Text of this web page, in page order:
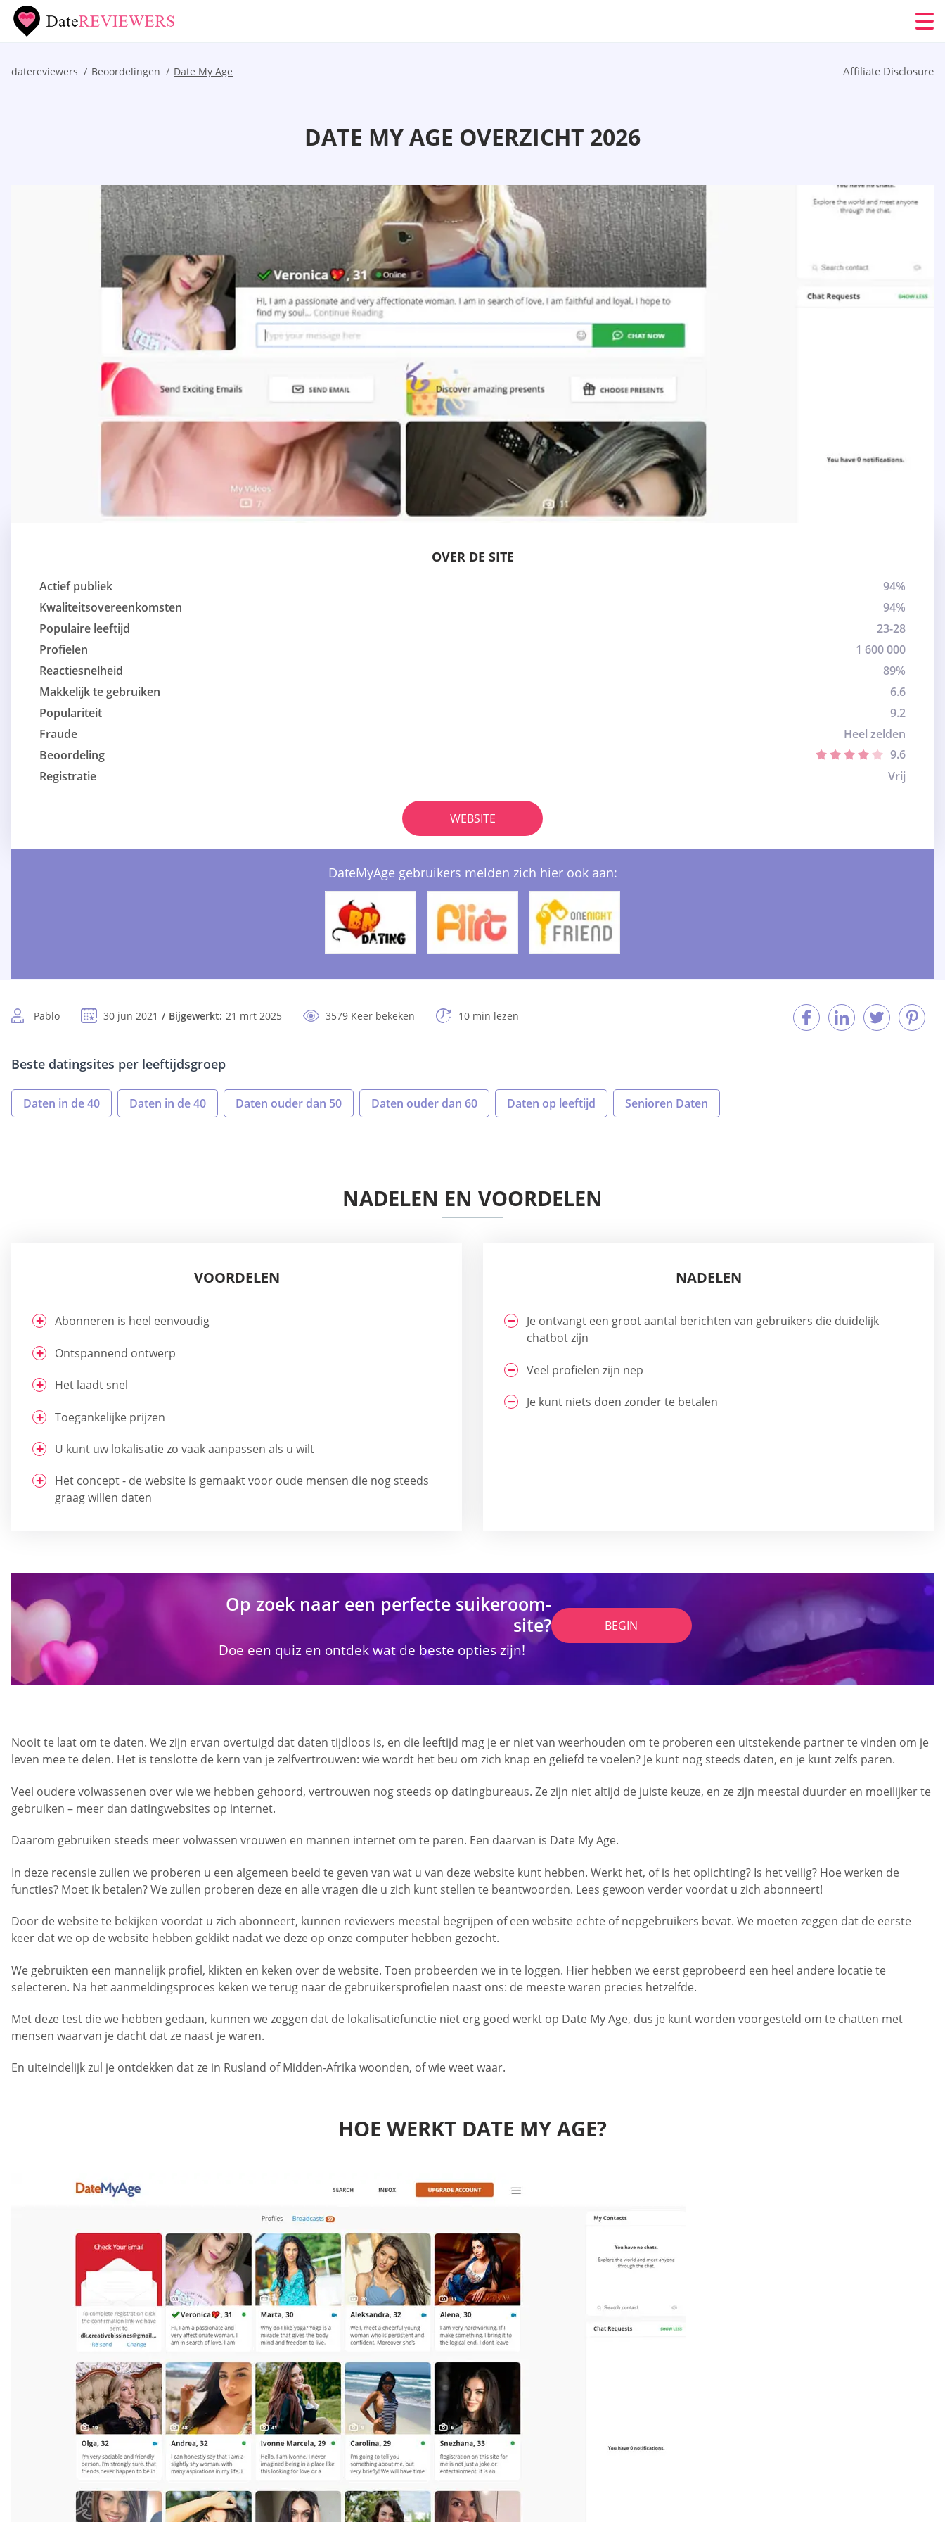
datereviewers Beoordelingen Date My Age Affiliate Disclosure
DATE MY AGE OVERZICHT 2026
OVER DE SITE
Actief publiek
94%
Kwaliteitsovereenkomsten
94%
Populaire leeftijd
23-28
Profielen
1 600 000
Reactiesnelheid
89%
Makkelijk te gebruiken
6.6
Populariteit
9.2
Fraude
Heel zelden
Beoordeling
9.6
Registratie
Vrij
WEBSITE
DateMyAge gebruikers melden zich hier ook aan:
Pablo 30 jun 2021 Bijgewerkt: 21 mrt 2025 3579 Keer bekeken 10 min lezen
Beste datingsites per leeftijdsgroep
Daten in de 40 Daten in de 40 Daten ouder dan 50 Daten ouder dan 60 Daten op leeftijd Senioren Daten
NADELEN EN VOORDELEN
VOORDELEN
Abonneren is heel eenvoudig
Ontspannend ontwerp
Het laadt snel
Toegankelijke prijzen
U kunt uw lokalisatie zo vaak aanpassen als u wilt
Het concept - de website is gemaakt voor oude mensen die nog steeds
graag willen daten
NADELEN
Je ontvangt een groot aantal berichten van gebruikers die duidelijk
chatbot zijn
Veel profielen zijn nep
Je kunt niets doen zonder te betalen
Op zoek naar een perfecte suikeroom-
site?
Doe een quiz en ontdek wat de beste opties zijn!
BEGIN
Nooit te laat om te daten. We zijn ervan overtuigd dat daten tijdloos is, en die leeftijd mag je er niet van weerhouden om te proberen een uitstekende partner te vinden om je
leven mee te delen. Het is tenslotte de kern van je zelfvertrouwen: wie wordt het beu om zich knap en geliefd te voelen? Je kunt nog steeds daten, en je kunt zelfs paren.
Veel oudere volwassenen over wie we hebben gehoord, vertrouwen nog steeds op datingbureaus. Ze zijn niet altijd de juiste keuze, en ze zijn meestal duurder en moeilijker te
gebruiken – meer dan datingwebsites op internet.
Daarom gebruiken steeds meer volwassen vrouwen en mannen internet om te paren. Een daarvan is Date My Age.
In deze recensie zullen we proberen u een algemeen beeld te geven van wat u van deze website kunt hebben. Werkt het, of is het oplichting? Is het veilig? Hoe werken de
functies? Moet ik betalen? We zullen proberen deze en alle vragen die u zich kunt stellen te beantwoorden. Lees gewoon verder voordat u zich abonneert!
Door de website te bekijken voordat u zich abonneert, kunnen reviewers meestal begrijpen of een website echte of nepgebruikers bevat. We moeten zeggen dat de eerste
keer dat we op de website hebben geklikt nadat we deze op onze computer hebben gezocht.
We gebruikten een mannelijk profiel, klikten en keken over de website. Toen probeerden we in te loggen. Hier hebben we eerst geprobeerd een heel andere locatie te
selecteren. Na het aanmeldingsproces keken we terug naar de gebruikersprofielen naast ons: de meeste waren precies hetzelfde.
Met deze test die we hebben gedaan, kunnen we zeggen dat de lokalisatiefunctie niet erg goed werkt op Date My Age, dus je kunt worden voorgesteld om te chatten met
mensen waarvan je dacht dat ze naast je waren.
En uiteindelijk zul je ontdekken dat ze in Rusland of Midden-Afrika woonden, of wie weet waar.
HOE WERKT DATE MY AGE?